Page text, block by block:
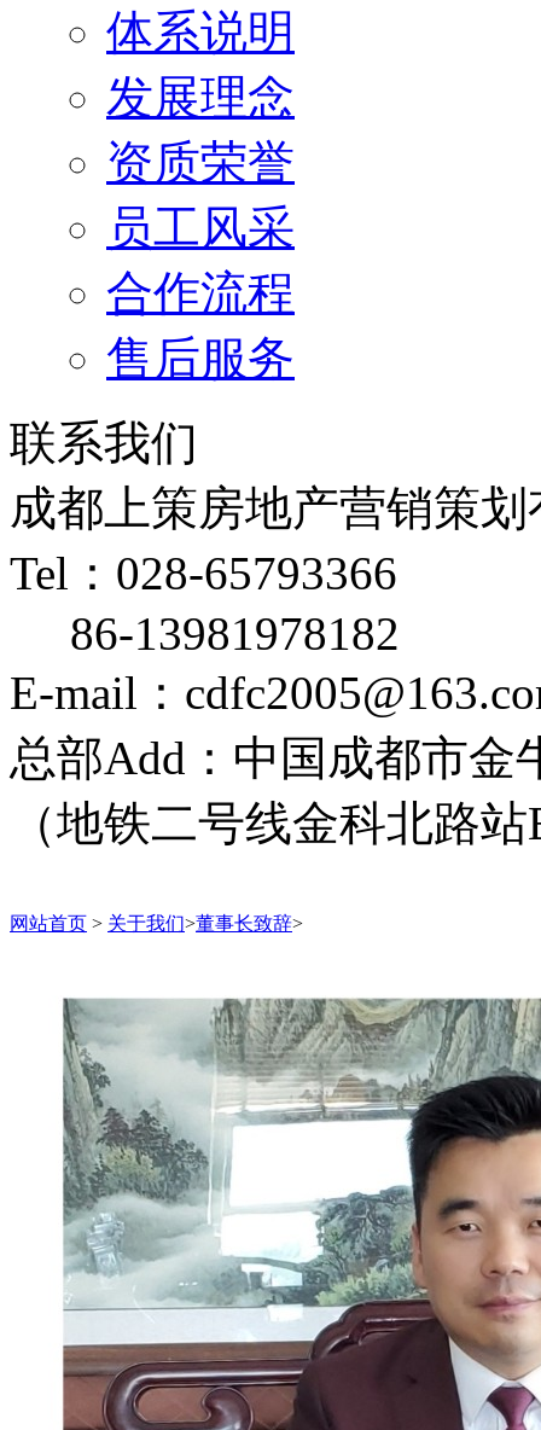
体系说明
发展理念
资质荣誉
员工风采
合作流程
售后服务
联系我们
成都上策房地产营销策
Tel：028-65793366
86-13981978182
E-mail：
总部Add：中国成都市金
（地铁二号线金科北路
网站首页 > 关于我们>董事长致辞>